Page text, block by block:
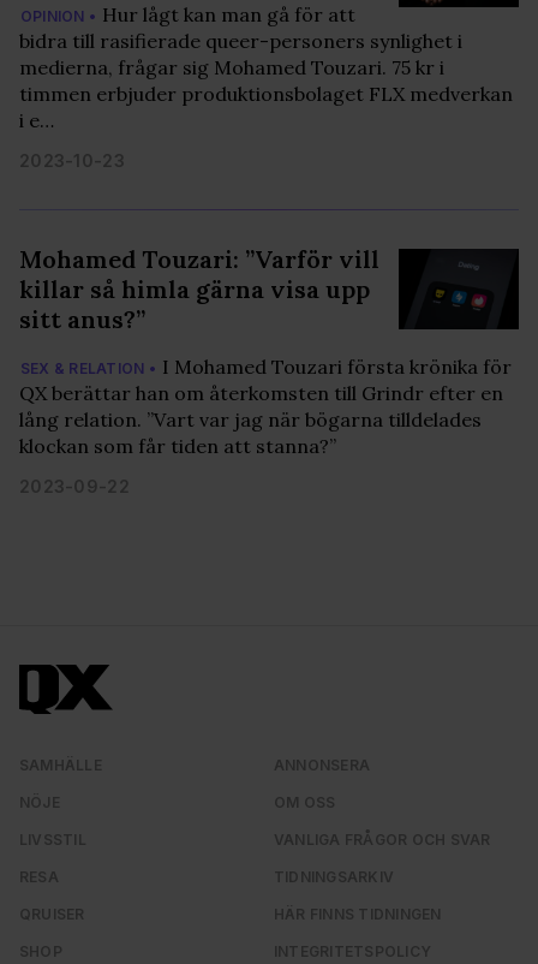
OPINION • Hur lågt kan man gå för att
bidra till rasifierade queer-personers synlighet i
medierna, frågar sig Mohamed Touzari. 75 kr i
timmen erbjuder produktionsbolaget FLX medverkan
i e…
2023-10-23
Mohamed Touzari: ”Varför vill
killar så himla gärna visa upp
sitt anus?”
SEX & RELATION • I Mohamed Touzari första krönika för
QX berättar han om återkomsten till Grindr efter en
lång relation. ”Vart var jag när bögarna tilldelades
klockan som får tiden att stanna?”
2023-09-22
SAMHÄLLE
NÖJE
LIVSSTIL
RESA
QRUISER
SHOP
ANNONSERA
OM OSS
VANLIGA FRÅGOR OCH SVAR
TIDNINGSARKIV
HÄR FINNS TIDNINGEN
INTEGRITETSPOLICY